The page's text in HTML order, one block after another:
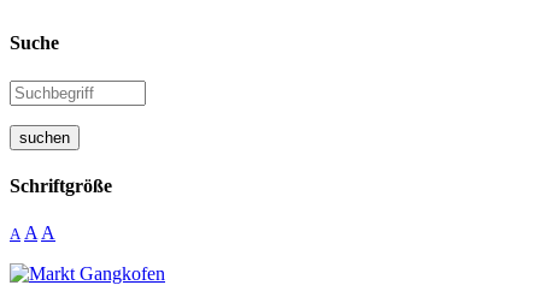
Suche
suchen
Schriftgröße
A A A